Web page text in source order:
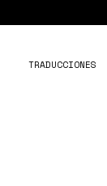
TRADUCCIONES